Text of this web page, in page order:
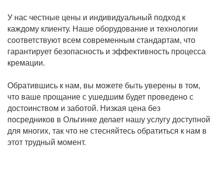
У нас честные цены и индивидуальный подход к
каждому клиенту. Наше оборудование и технологии
соответствуют всем современным стандартам, что
гарантирует безопасность и эффективность процесса
кремации.
Обратившись к нам, вы можете быть уверены в том,
что ваше прощание с ушедшим будет проведено с
достоинством и заботой. Низкая цена без
посредников в Ольгинке делает нашу услугу доступной
для многих, так что не стесняйтесь обратиться к нам в
этот трудный момент.